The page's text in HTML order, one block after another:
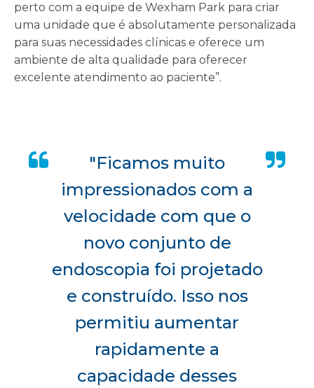
perto com a equipe de Wexham Park para criar
uma unidade que é absolutamente personalizada
para suas necessidades clínicas e oferece um
ambiente de alta qualidade para oferecer
excelente atendimento ao paciente”.
"Ficamos muito
impressionados com a
velocidade com que o
novo conjunto de
endoscopia foi projetado
e construído. Isso nos
permitiu aumentar
rapidamente a
capacidade desses